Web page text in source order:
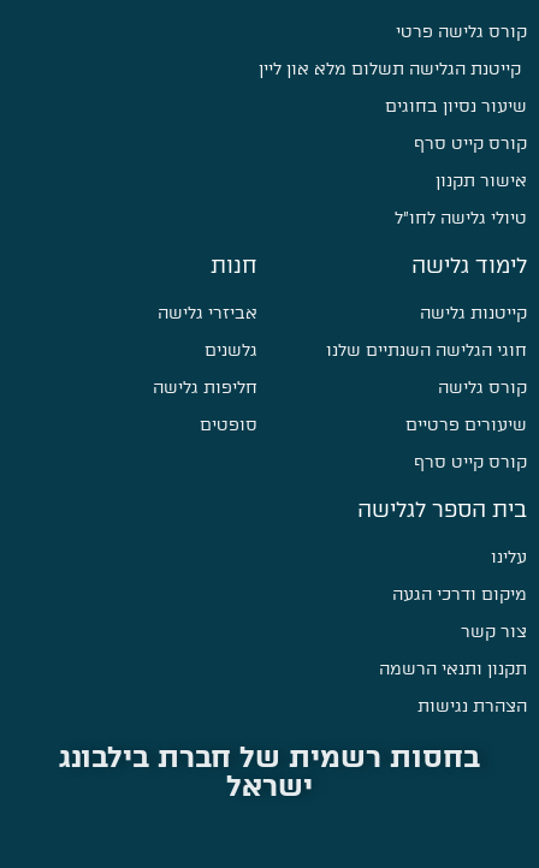
קורס גלישה פרטי
קייטנת הגלישה תשלום מלא און ליין
שיעור נסיון בחוגים
קורס קייט סרף
אישור תקנון
טיולי גלישה לחו״ל
לימוד גלישה
קייטנות גלישה
חוגי הגלישה השנתיים שלנו
קורס גלישה
שיעורים פרטיים
קורס קייט סרף
חנות
אביזרי גלישה
גלשנים
חליפות גלישה
סופטים
בית הספר לגלישה
עלינו
מיקום ודרכי הגעה
צור קשר
תקנון ותנאי הרשמה
הצהרת נגישות
בחסות רשמית של חברת בילבונג
ישראל